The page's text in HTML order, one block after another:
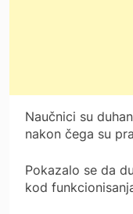
Naučnici su
nakon čega su
Pokazalo se da
kod